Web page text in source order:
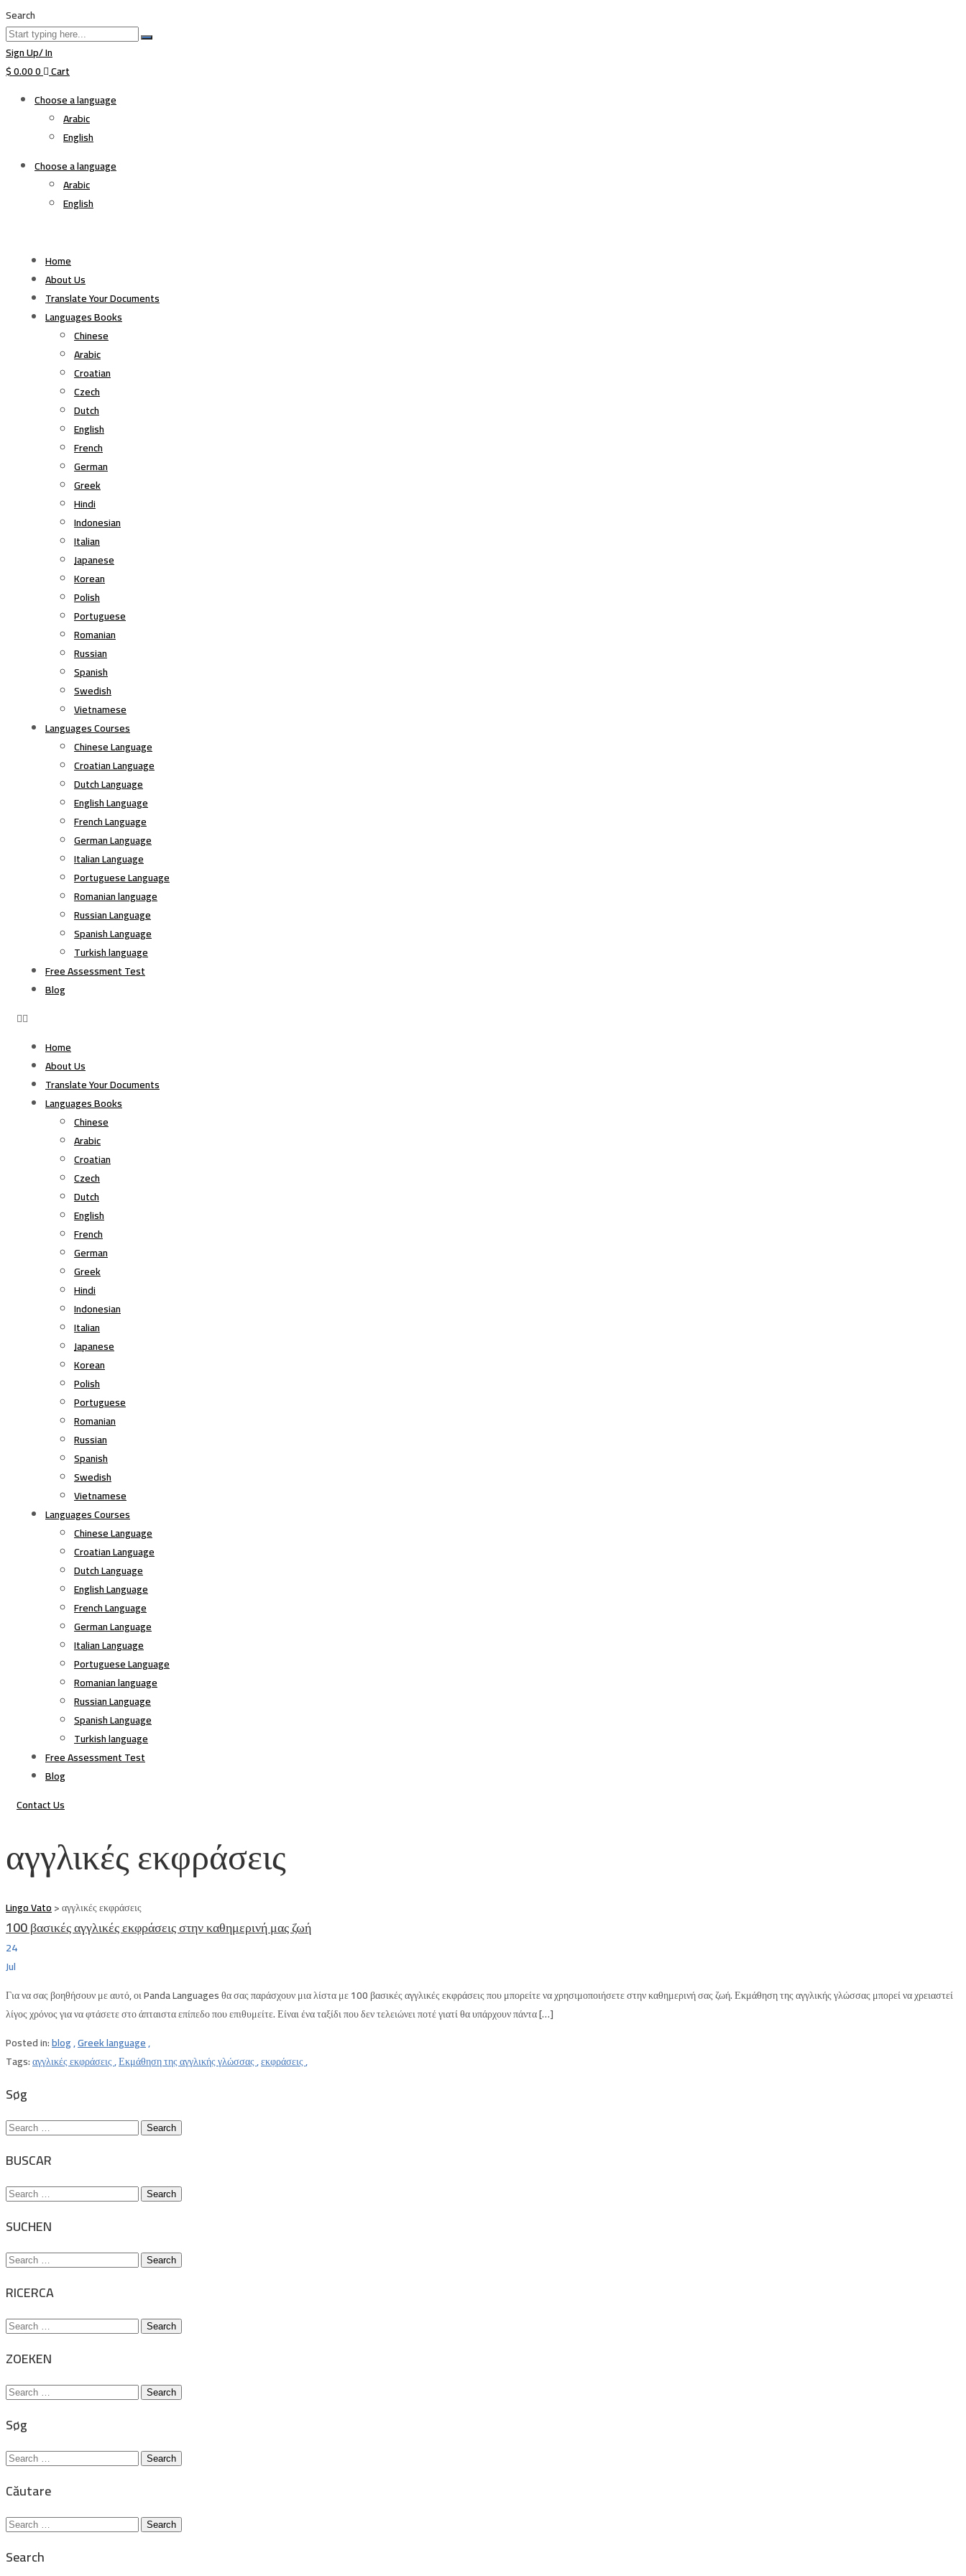
Search
Sign Up/ In
$0.000 Cart
Choose a language
Arabic
English
Choose a language
Arabic
English
Home
About Us
Translate Your Documents
Languages Books
Chinese
Arabic
Croatian
Czech
Dutch
English
French
German
Greek
Hindi
Indonesian
Italian
Japanese
Korean
Polish
Portuguese
Romanian
Russian
Spanish
Swedish
Vietnamese
Languages Courses
Chinese Language
Croatian Language
Dutch Language
English Language
French Language
German Language
Italian Language
Portuguese Language
Romanian language
Russian Language
Spanish Language
Turkish language
Free Assessment Test
Blog
Home
About Us
Translate Your Documents
Languages Books
Chinese
Arabic
Croatian
Czech
Dutch
English
French
German
Greek
Hindi
Indonesian
Italian
Japanese
Korean
Polish
Portuguese
Romanian
Russian
Spanish
Swedish
Vietnamese
Languages Courses
Chinese Language
Croatian Language
Dutch Language
English Language
French Language
German Language
Italian Language
Portuguese Language
Romanian language
Russian Language
Spanish Language
Turkish language
Free Assessment Test
Blog
Contact Us
αγγλικές εκφράσεις
Lingo Vato>αγγλικές εκφράσεις
100 βασικές αγγλικές εκφράσεις στην καθημερινή μας ζωή
24
Jul
Για να σας βοηθήσουν με αυτό, οι Panda Languages θα σας παράσχουν μια λίστα με 100 βασικές αγγλικές εκφράσεις που μπορείτε να χρησιμοποιήσετε στην καθημερινή σας ζωή. Εκμάθηση της αγγλικής γλώσσας μπορεί να χρειαστεί
λίγος χρόνος για να φτάσετε στο άπταιστα επίπεδο που επιθυμείτε. Είναι ένα ταξίδι που δεν τελειώνει ποτέ γιατί θα υπάρχουν πάντα […]
Posted in:blog,Greek language,
Tags:αγγλικές εκφράσεις,Εκμάθηση της αγγλικής γλώσσας,εκφράσεις,
Søg
Search
BUSCAR
Search
SUCHEN
Search
RICERCA
Search
ZOEKEN
Search
Søg
Search
Căutare
Search
Search